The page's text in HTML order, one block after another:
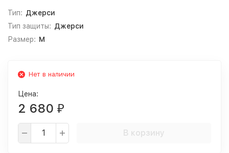
Тип: Джерси
Тип защиты: Джерси
Размер: M
Нет в наличии
Цена:
2 680 ₽
В корзину